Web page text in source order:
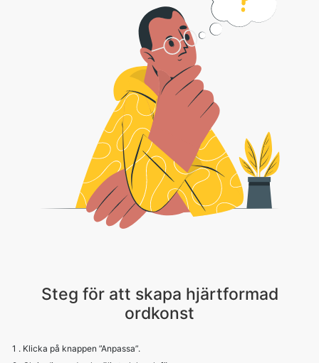
Steg för att skapa hjärtformad
ordkonst
1 . Klicka på knappen ”Anpassa”.